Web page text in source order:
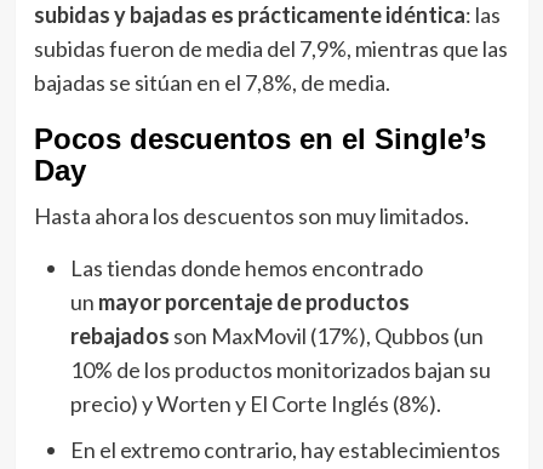
subidas y bajadas es prácticamente idéntica: las
subidas fueron de media del 7,9%, mientras que las
bajadas se sitúan en el 7,8%, de media.
Pocos descuentos en el Single’s
Day
Hasta ahora los descuentos son muy limitados.
Las tiendas donde hemos encontrado
un mayor porcentaje de productos
rebajados son MaxMovil (17%), Qubbos (un
10% de los productos monitorizados bajan su
precio) y Worten y El Corte Inglés (8%).
En el extremo contrario, hay establecimientos